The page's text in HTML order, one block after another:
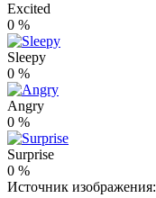
Excited
0 %
Sleepy
0 %
Angry
0 %
Surprise
0 %
Источник изображения: